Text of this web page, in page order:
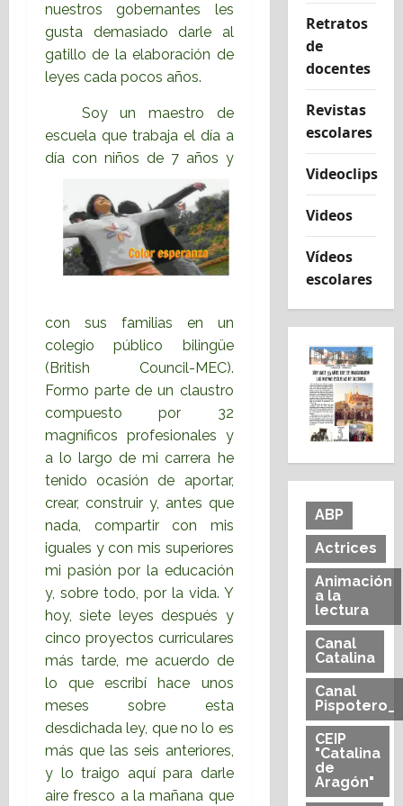
nuestros gobernantes les
gusta demasiado darle al
gatillo de la elaboración de
leyes cada pocos años.
Soy un maestro de
escuela que trabaja el día a
día con niños de 7 años y
con sus familias en un
colegio público bilingüe
(British Council-MEC).
Formo parte de un claustro
compuesto por 32
magníficos profesionales y
a lo largo de mi carrera he
tenido ocasión de aportar,
crear, construir y, antes que
nada, compartir con mis
iguales y con mis superiores
mi pasión por la educación
y, sobre todo, por la vida. Y
hoy, siete leyes después y
cinco proyectos curriculares
más tarde, me acuerdo de
lo que escribí hace unos
meses sobre esta
desdichada ley, que no lo es
más que las seis anteriores,
y lo traigo aquí para darle
aire fresco a la mañana que
Retratos
de
docentes
Revistas
escolares
Videoclips
Videos
Vídeos
escolares
ABP
Actrices
Animación
a la
lectura
Canal
Catalina
Canal
Pispotero_
CEIP
"Catalina
de
Aragón"